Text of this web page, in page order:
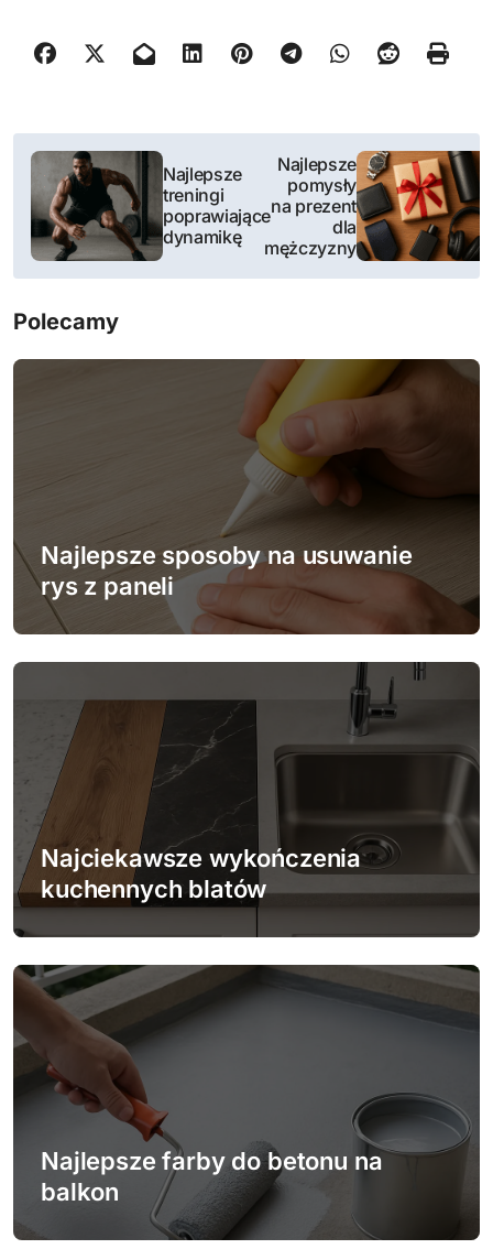
N
w
i
g
a
w
i
Najlepsze
treningi
poprawiające
dynamikę
Najlepsze
pomysły
na prezent
dla
mężczyzny
Polecamy
Najlepsze sposoby na usuwanie
rys z paneli
Najciekawsze wykończenia
kuchennych blatów
Najlepsze farby do betonu na
balkon